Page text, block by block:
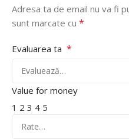
Adresa ta de email nu va fi
sunt marcate cu *
Evaluarea ta *
Value for money
1 2 3 4 5